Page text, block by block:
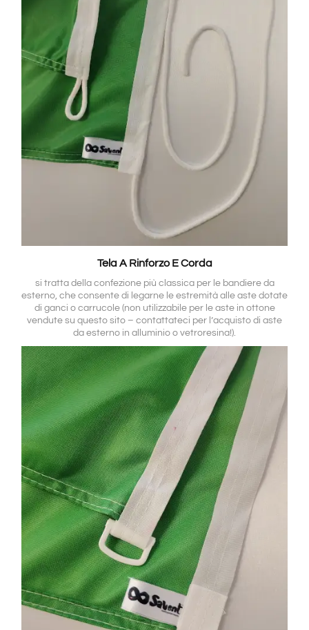
Tela A Rinforzo E Corda
si tratta della confezione più classica per le bandiere da
esterno, che consente di legarne le estremità alle aste dotate
di ganci o carrucole (non utilizzabile per le aste in ottone
vendute su questo sito – contattateci per l’acquisto di aste
da esterno in alluminio o vetroresina!).